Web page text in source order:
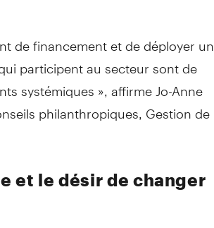
de financement et de déployer un
participent au secteur sont de
systémiques », affirme Jo-Anne
philanthropiques, Gestion de
et le désir de changer